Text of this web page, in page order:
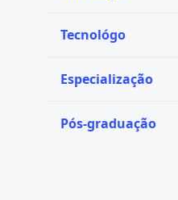
Tecnológo
Especialização
Pós-graduação